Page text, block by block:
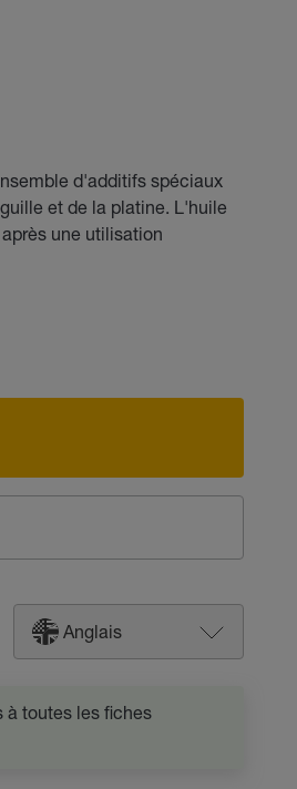
d'additifs spéciaux
et de la platine. L'huile
une utilisation
Anglais
à toutes les fiches